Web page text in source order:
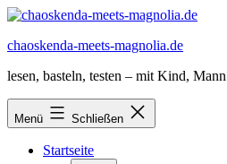
Zum
springen
chaoskenda-meets-magnolia.de
lesen, basteln, testen – mit Kind,
Menü Schließen
Startseite